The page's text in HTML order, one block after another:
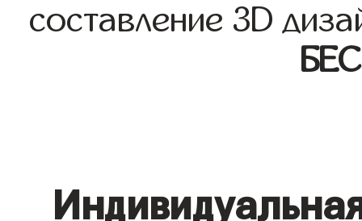
составление 3D